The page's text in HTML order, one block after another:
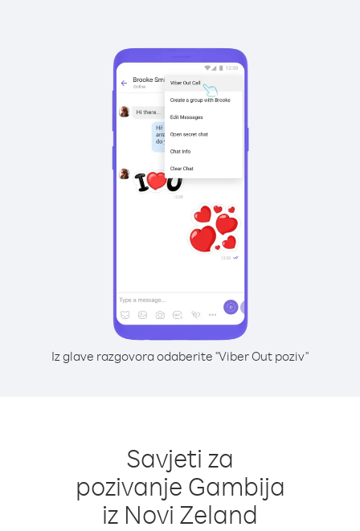
Iz glave razgovora odaberite "Viber Out poziv"
Savjeti za
pozivanje Gambija
iz Novi Zeland